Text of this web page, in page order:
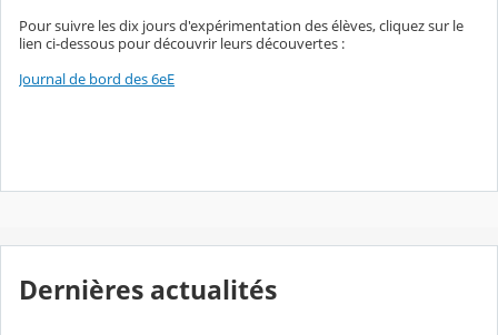
Pour suivre les dix jours d'expérimentation des élèves, cliquez sur le
lien ci-dessous pour découvrir leurs découvertes :
Journal de bord des 6eE
Dernières actualités